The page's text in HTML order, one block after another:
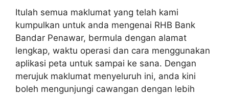
Itulah semua maklumat yang telah kami
kumpulkan untuk anda mengenai RHB Bank
Bandar Penawar, bermula dengan alamat
lengkap, waktu operasi dan cara menggunakan
aplikasi peta untuk sampai ke sana. Dengan
merujuk maklumat menyeluruh ini, anda kini
boleh mengunjungi cawangan dengan lebih